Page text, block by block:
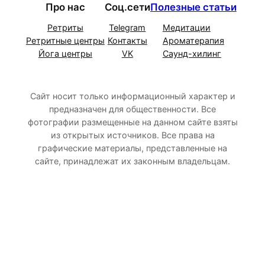
Про нас
Ретриты
Ретритные центры
Йога центры
Соц.сети
Telegram
Контакты
VK
Полезные статьи
Медитации
Ароматерапия
Саунд-хилинг
Сайт носит только информационный характер и
предназначен для общественности. Все
фотографии размещенные на данном сайте взяты
из открытых источников. Все права на
графические материалы, представленные на
сайте, принадлежат их законным владельцам.